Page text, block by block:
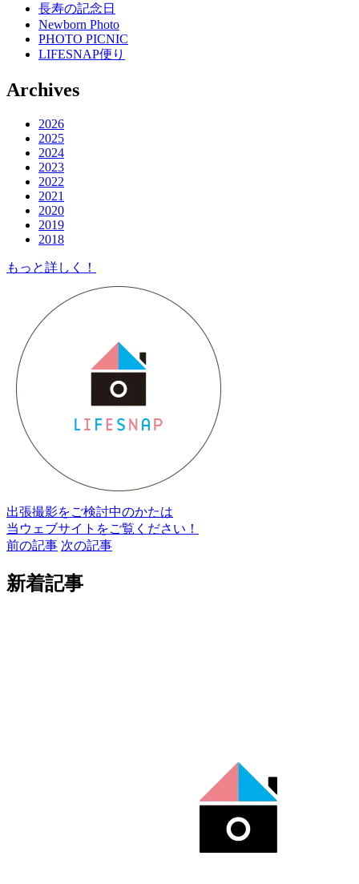
長寿の記念日
Newborn Photo
PHOTO PICNIC
LIFESNAP便り
Archives
2026
2025
2024
2023
2022
2021
2020
2019
2018
もっと詳しく！
出張撮影をご検討中のかたは
当ウェブサイトをご覧ください！
前の記事 次の記事
新着記事